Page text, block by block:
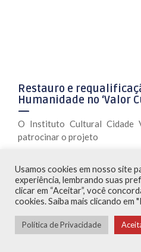
Restauro e
Humanidade no ‘Valor
O Instituto Cultural Cidade
patrocinar o projeto
25/10/2021 - Web
Usamos cookies em nosso site
experiência, lembrando suas
clicar em “Aceitar”, você
cookies. Saiba mais clicando em
Política de Privacidade